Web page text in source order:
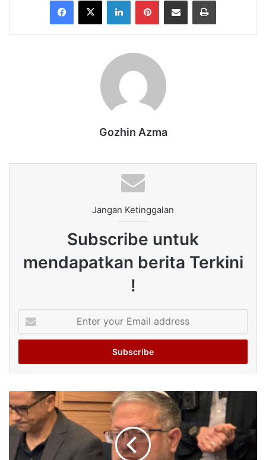
Gozhin Azma
Jangan Ketinggalan
Subscribe untuk
mendapatkan berita Terkini
!
your
Email